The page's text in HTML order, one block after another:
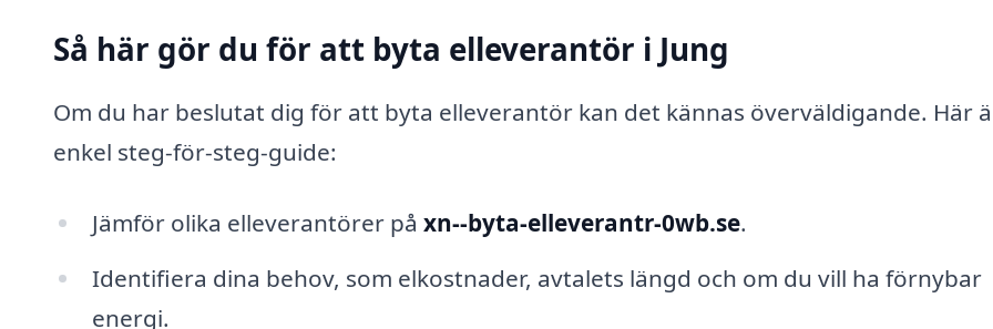
Så här gör du för att byta elleverantör i Jung
Om du har beslutat dig för att byta elleverantör kan det kännas överväldigande. Här
enkel steg-för-steg-guide:
Jämför olika elleverantörer på xn--byta-elleverantr-0wb.se.
Identifiera dina behov, som elkostnader, avtalets längd och om du vill ha förnybar
energi.